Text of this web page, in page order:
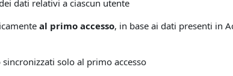
dati relativi a ciascun utente
al primo accesso, in base ai dati presenti in
solo al primo accesso